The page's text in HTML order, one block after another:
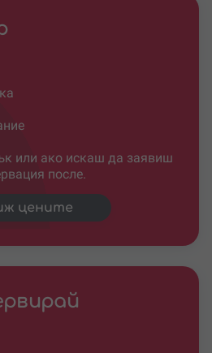
или ако искаш да заявиш
после.
цените